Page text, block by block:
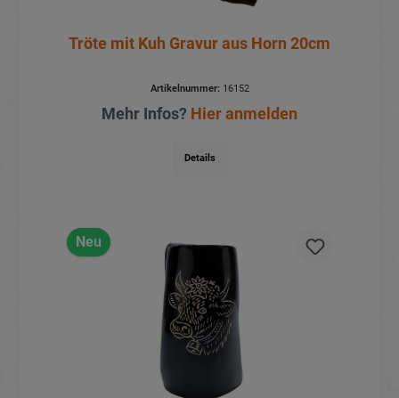
Tröte mit Kuh Gravur aus Horn 20cm
Artikelnummer:16152
Mehr Infos? Hier anmelden
Details
Neu